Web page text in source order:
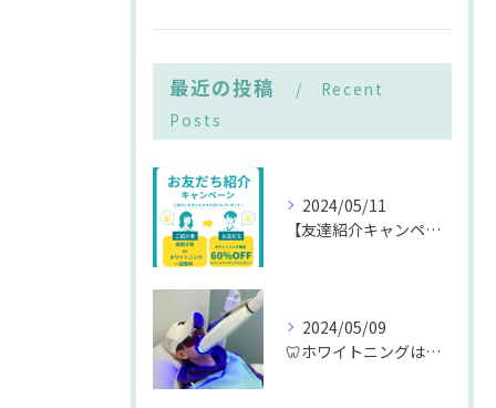
最近の投稿
Recent
Posts
2024/05/11
【友達紹介キャンペーンを開催🎉】
2024/05/09
🦷ホワイトニングは男性の常識🦷